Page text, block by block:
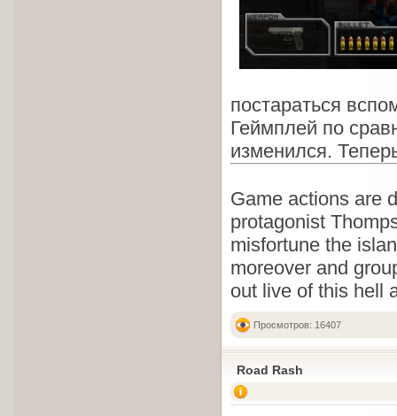
постараться
Геймплей по
изменился.
Game actions are
protagonist
misfortune the
moreover and
out live of this hell
Просмотров: 16407
Road Rash